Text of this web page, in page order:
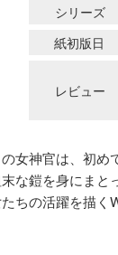
シリーズ
紙初版日
レビュー
女神官は、初
な鎧を身にま
ちの活躍を描